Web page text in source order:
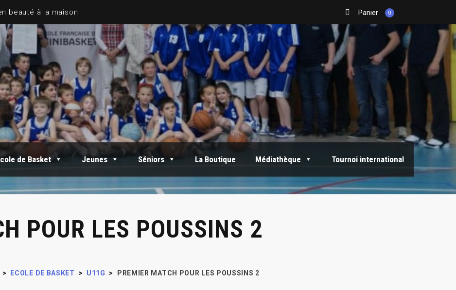
Panier 0
de Basket Jeunes Séniors La Boutique Médiathèque Tournoi international
POUR LES POUSSINS 2
> ECOLE DE BASKET > U11G > PREMIER MATCH POUR LES POUSSINS 2